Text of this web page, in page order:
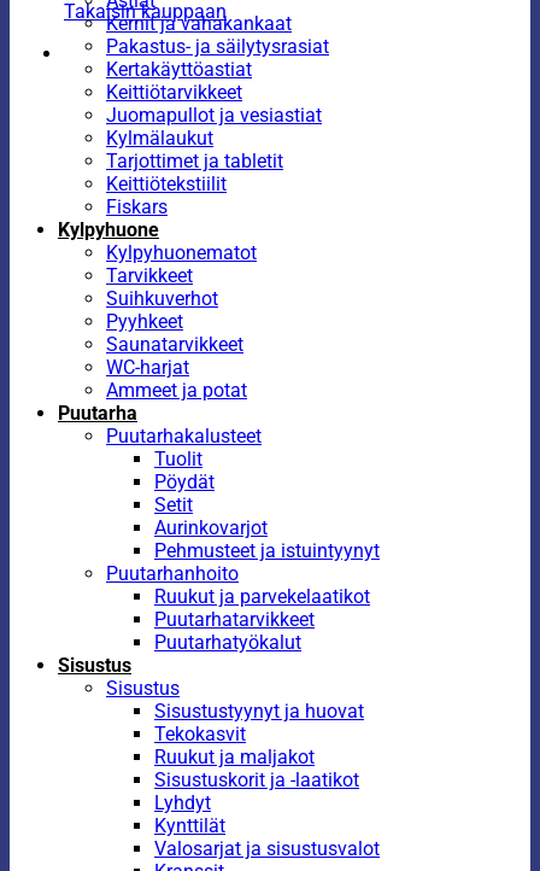
Takaisin kauppaan
Kernit ja vahakankaat
Pakastus- ja säilytysrasiat
Kertakäyttöastiat
Keittiötarvikkeet
Juomapullot ja vesiastiat
Kylmälaukut
Tarjottimet ja tabletit
Keittiötekstiilit
Fiskars
Kylpyhuone
Kylpyhuonematot
Tarvikkeet
Suihkuverhot
Pyyhkeet
Saunatarvikkeet
WC-harjat
Ammeet ja potat
Puutarha
Puutarhakalusteet
Tuolit
Pöydät
Setit
Aurinkovarjot
Pehmusteet ja istuintyynyt
Puutarhanhoito
Ruukut ja parvekelaatikot
Puutarhatarvikkeet
Puutarhatyökalut
Sisustus
Sisustus
Sisustustyynyt ja huovat
Tekokasvit
Ruukut ja maljakot
Sisustuskorit ja -laatikot
Lyhdyt
Kynttilät
Valosarjat ja sisustusvalot